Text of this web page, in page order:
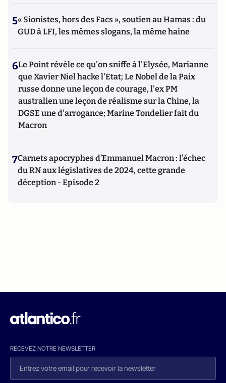
5« Sionistes, hors des Facs », soutien au Hamas : du
GUD à LFI, les mêmes slogans, la même haine
6Le Point révèle ce qu'on sniffe à l'Elysée, Marianne
que Xavier Niel hacke l'Etat; Le Nobel de la Paix
russe donne une leçon de courage, l'ex PM
australien une leçon de réalisme sur la Chine, la
DGSE une d'arrogance; Marine Tondelier fait du
Macron
7Carnets apocryphes d’Emmanuel Macron : l’échec
du RN aux législatives de 2024, cette grande
déception - Episode 2
RECEVEZ NOTRE NEWSLETTER